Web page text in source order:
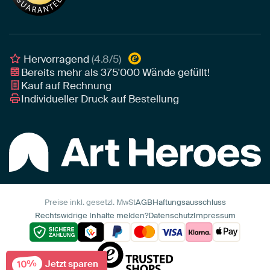
Leinwand für draußen
Individuelle Einrichtungsberatung
Awards und Preise
Art Heroes App
Hervorragend(4.8/5)
Bereits mehr als375'000Wände gefüllt!
Kauf auf Rechnung
Individueller Druck auf Bestellung
Preise inkl. gesetzl. MwStAGBHaftungsausschluss
Rechtswidrige Inhalte melden?DatenschutzImpressum
10% Jetzt sparen